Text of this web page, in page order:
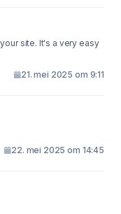
site. It's a very easy
21. mei 2025 om 9:11
22. mei 2025 om 14:45